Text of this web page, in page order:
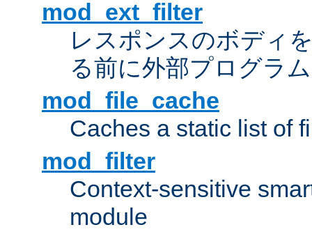
mod_ext_filter
レスポンスのボディ
る前に外部プログラ
mod_file_cache
Caches a static list of
mod_filter
Context-sensitive
module